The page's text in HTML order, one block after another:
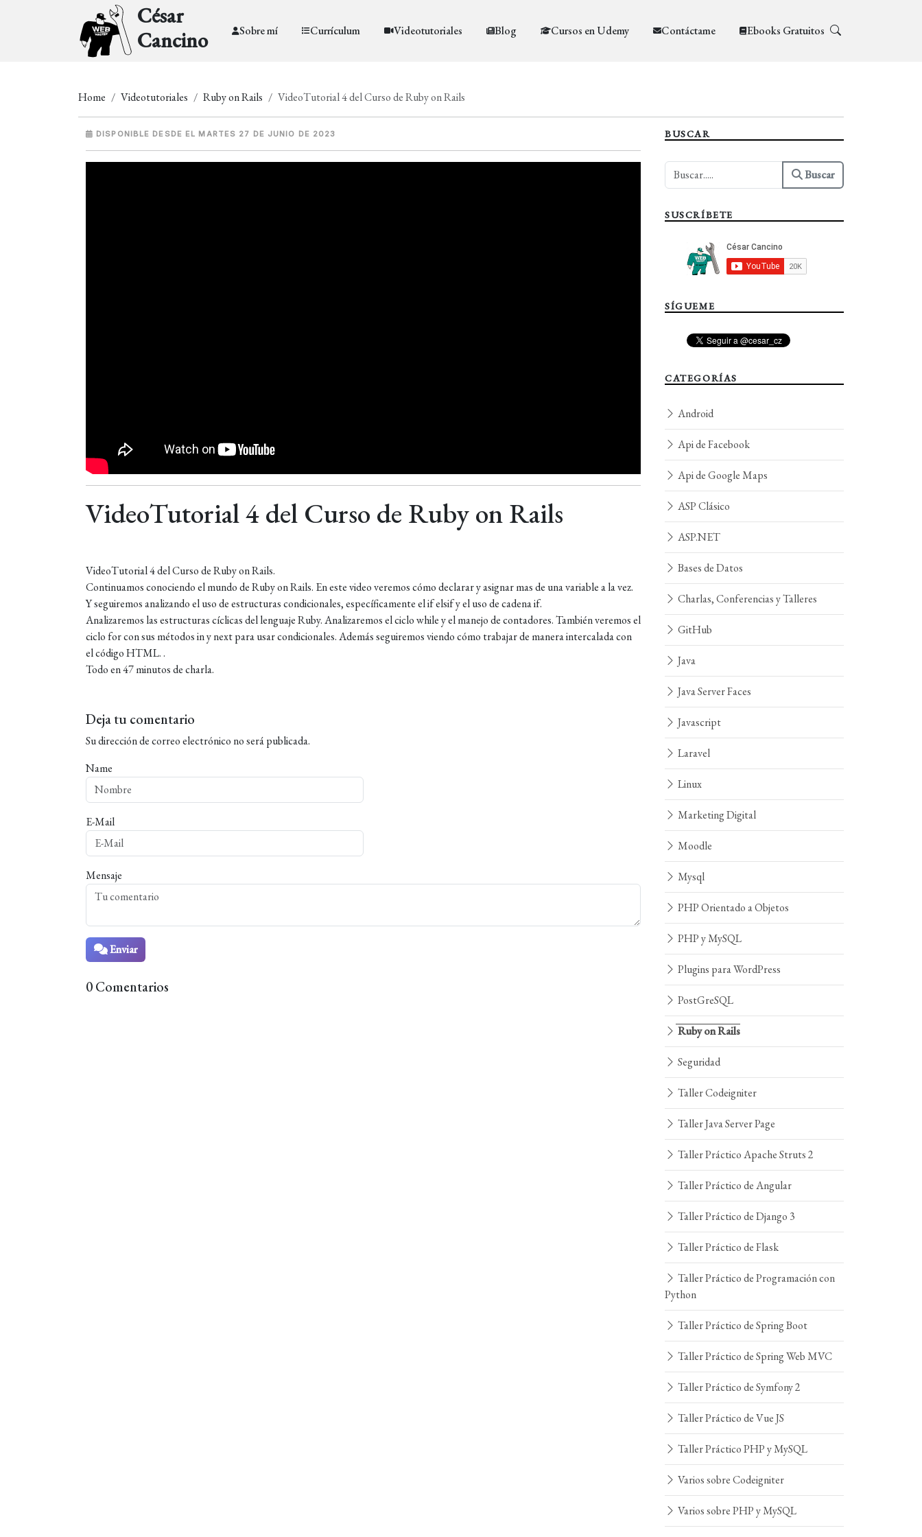
César
Cancino
Sobre mí Currículum Videotutoriales Blog Cursos en Udemy Contáctame Ebooks Gratuitos
Home Videotutoriales Ruby on Rails VideoTutorial 4 del Curso de Ruby on Rails
DISPONIBLE DESDE EL MARTES 27 DE JUNIO DE 2023
VideoTutorial 4 del Curso de Ruby on Rails
VideoTutorial 4 del Curso de Ruby on Rails.
Continuamos conociendo el mundo de Ruby on Rails. En este video veremos cómo declarar y asignar mas de una variable a la vez.
Y seguiremos analizando el uso de estructuras condicionales, específicamente el if elsif y el uso de cadena if.
Analizaremos las estructuras cíclicas del lenguaje Ruby. Analizaremos el ciclo while y el manejo de contadores. También veremos el
ciclo for con sus métodos in y next para usar condicionales. Además seguiremos viendo cómo trabajar de manera intercalada con
el código HTML. .
Todo en 47 minutos de charla.
Deja tu comentario
Su dirección de correo electrónico no será publicada.
Name
E-Mail
Mensaje
Enviar
0 Comentarios
BUSCAR
Buscar
SUSCRÍBETE
SÍGUEME
CATEGORÍAS
Android
Api de Facebook
Api de Google Maps
ASP Clásico
ASP.NET
Bases de Datos
Charlas, Conferencias y Talleres
GitHub
Java
Java Server Faces
Javascript
Laravel
Linux
Marketing Digital
Moodle
Mysql
PHP Orientado a Objetos
PHP y MySQL
Plugins para WordPress
PostGreSQL
Ruby on Rails
Seguridad
Taller Codeigniter
Taller Java Server Page
Taller Práctico Apache Struts 2
Taller Práctico de Angular
Taller Práctico de Django 3
Taller Práctico de Flask
Taller Práctico de Programación con
Python
Taller Práctico de Spring Boot
Taller Práctico de Spring Web MVC
Taller Práctico de Symfony 2
Taller Práctico de Vue JS
Taller Práctico PHP y MySQL
Varios sobre Codeigniter
Varios sobre PHP y MySQL